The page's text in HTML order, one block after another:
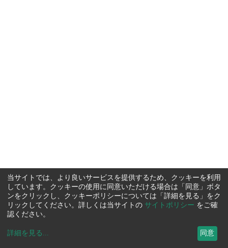
当サイトでは、より良いサービスを提供するため、クッキーを利用
しています。クッキーの使用に同意いただける場合は「同意」ボタ
ンをクリックし、クッキーポリシーについては「詳細を見る」をク
リックしてください。詳しくは当サイトの サイトポリシー をご確
認ください。
詳細を見る ... 同意